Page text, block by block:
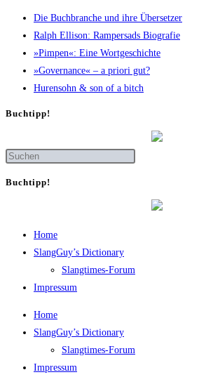
Die Buch­bran­che und ihre Übersetzer
Ralph Elli­son: Ram­pers­ads Biografie
»Pim­pen«: Eine Wortgeschichte
»Gover­nan­ce« – a prio­ri gut?
Huren­sohn & son of a bitch
Buch­tipp!
Buch­tipp!
Home
SlangGuy’s Dic­tion­a­ry
Slang­times-Forum
Impres­sum
Home
SlangGuy’s Dic­tion­a­ry
Slang­times-Forum
Impres­sum